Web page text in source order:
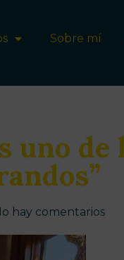
Sobre mí
uno de
hay comentarios